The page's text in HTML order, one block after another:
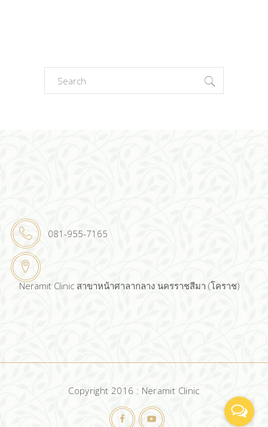
Search
for:
081-955-7165
Neramit Clinic สาขาหน้าศาลากลาง นครราชสีมา (โคราช)
Copyright 2016 : Neramit Clinic